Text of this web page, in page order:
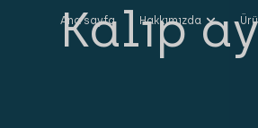
Ana sayfa Hakkımızda
Kalıp